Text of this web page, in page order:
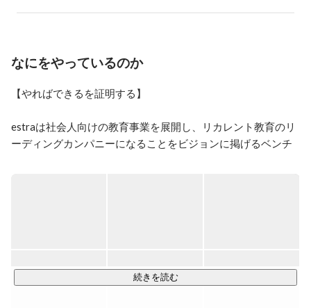
そう聞かれたら100% 「はい」と答えられますか？
成長意欲の高い新たな仲間をお待ちしております！
なにをやっているのか
【やればできるを証明する】
estraは社会人向けの教育事業を展開し、リカレント教育のリ
ーディングカンパニーになることをビジョンに掲げるベンチ
エンジニアを志す人は多い一方で、未経験者を採用し開発を
続きを読む